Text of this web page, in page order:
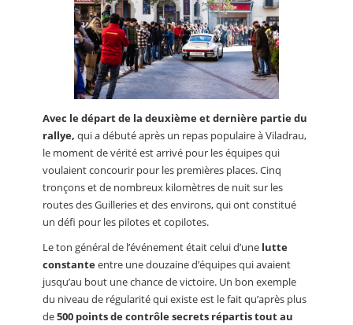
Avec le départ de la deuxième et dernière partie du
rallye, qui a débuté après un repas populaire à Viladrau,
le moment de vérité est arrivé pour les équipes qui
voulaient concourir pour les premières places. Cinq
tronçons et de nombreux kilomètres de nuit sur les
routes des Guilleries et des environs, qui ont constitué
un défi pour les pilotes et copilotes.
Le ton général de l’événement était celui d’une lutte
constanteentre une douzaine d’équipes qui avaient
jusqu’au bout une chance de victoire. Un bon exemple
du niveau de régularité qui existe est le fait qu’après plus
de500 points de contrôle secrets répartis tout au